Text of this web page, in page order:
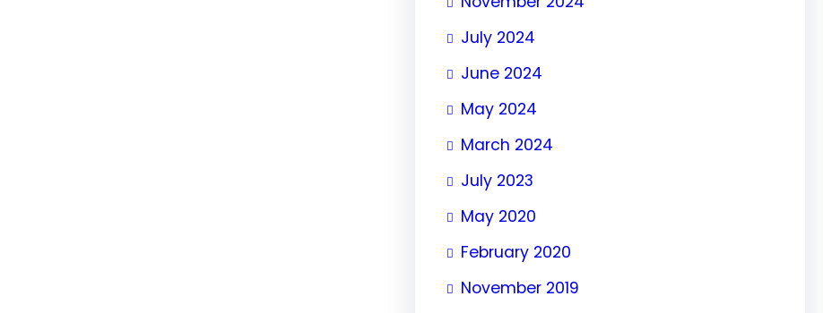
July 2024
June 2024
May 2024
March 2024
July 2023
May 2020
February 2020
November 2019